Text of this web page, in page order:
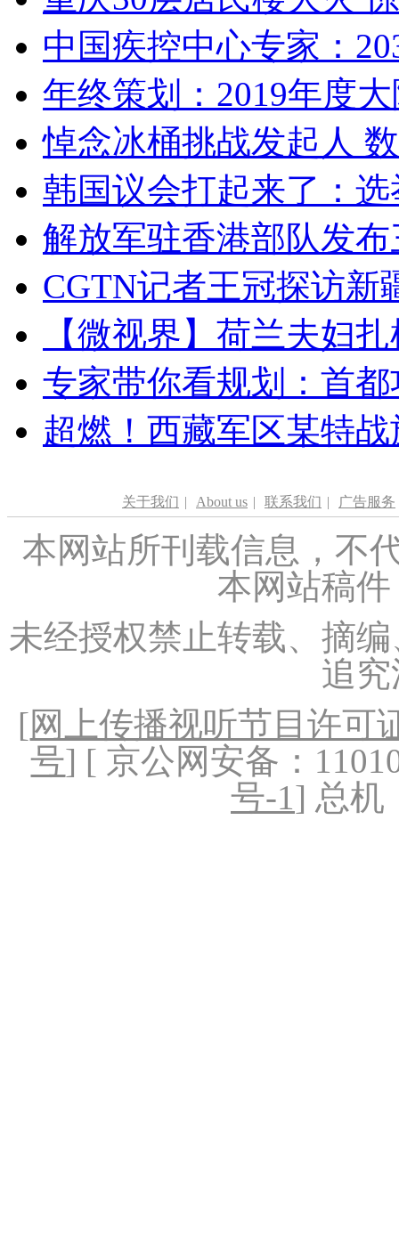
中国疾控中心专家：
年终策划：2019年度
悼念冰桶挑战发起人
韩国议会打起来了：
解放军驻香港部队发
CGTN记者王冠探访新
【微视界】荷兰夫妇
专家带你看规划：首
超燃！西藏军区某特
关于我们 | About us | 联系我们 | 广告服务
本网站所刊载信息，不
本网站稿
未经授权禁止转载、摘
追
[网上传播视听节目许可
号] [ 京公网安备：
号-1] 总机